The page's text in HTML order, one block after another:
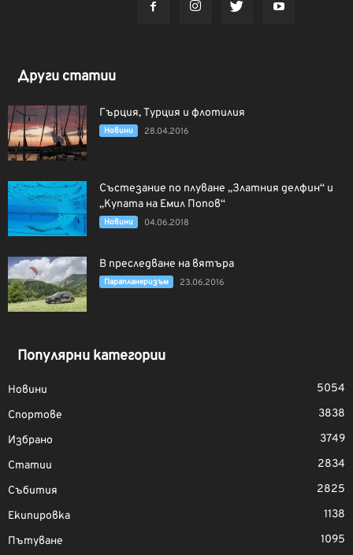
Други статии
Гърция, Турция и флотилия
Новини 28.04.2016
Състезание по плуване „Златния делфин“ и
„Купата на Емил Попов“
Новини 04.06.2018
В преследване на вятъра
Парапланеризъм 23.06.2016
Популярни категории
Новини
5054
Спортове
3838
Избрано
3749
Статии
2834
Събития
2825
Екипировка
1138
Пътуване
1095